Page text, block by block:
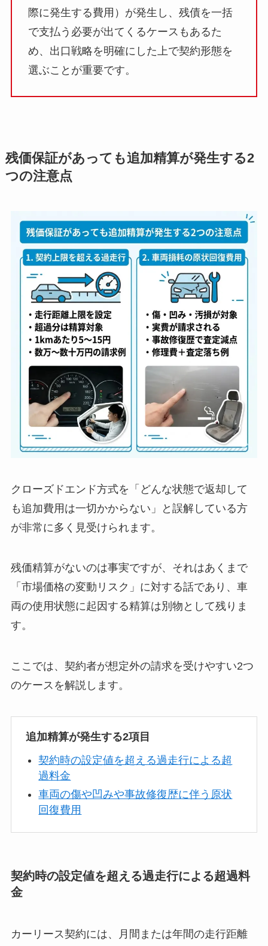
際に発生する費用）が発生し、残債を一括
で支払う必要が出てくるケースもあるた
め、出口戦略を明確にした上で契約形態を
選ぶことが重要です。
残価保証があっても追加精算が発生する2
つの注意点
クローズドエンド方式を「どんな状態で返却して
も追加費用は一切かからない」と誤解している方
が非常に多く見受けられます。
残価精算がないのは事実ですが、それはあくまで
「市場価格の変動リスク」に対する話であり、車
両の使用状態に起因する精算は別物として残りま
す。
ここでは、契約者が想定外の請求を受けやすい2つ
のケースを解説します。
追加精算が発生する2項目
契約時の設定値を超える過走行による超
過料金
車両の傷や凹みや事故修復歴に伴う原状
回復費用
契約時の設定値を超える過走行による超過料
金
カーリース契約には、月間または年間の走行距離